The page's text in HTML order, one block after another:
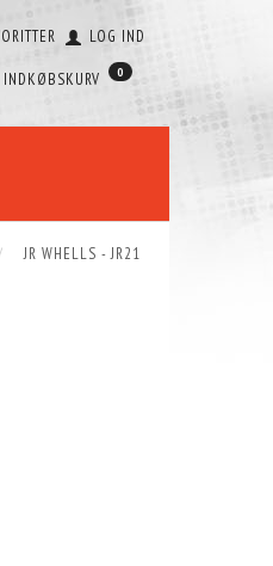
LOG IND
INDKØBSKURV 0
JR WHELLS - JR21